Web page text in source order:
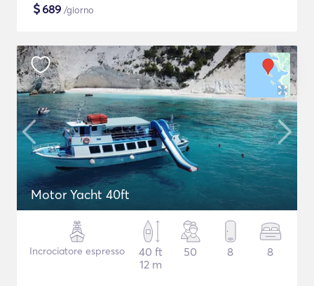
$689 /giorno
Motor Yacht 40ft
Incrociatore espresso
40 ft
12 m
50 8 8